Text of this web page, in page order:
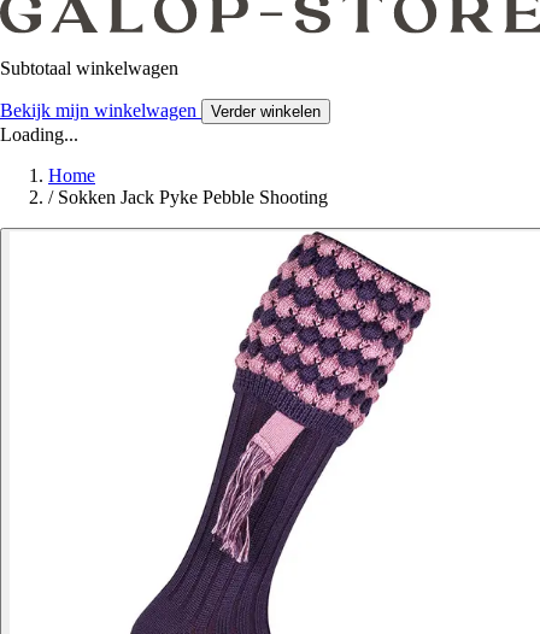
Subtotaal winkelwagen
Bekijk mijn winkelwagen Verder winkelen
Loading...
Home
/ Sokken Jack Pyke Pebble Shooting